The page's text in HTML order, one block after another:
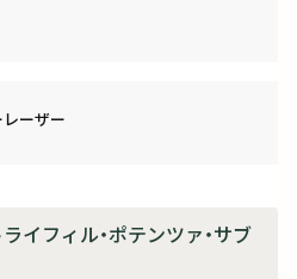
ーザー
イフィル・ポテンツァ・サブ